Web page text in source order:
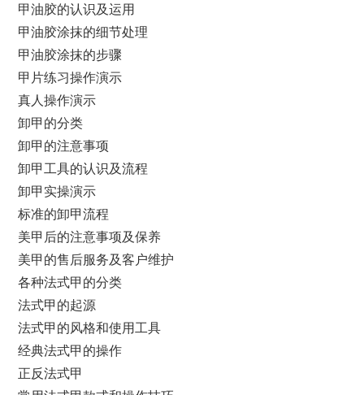
甲油胶的认识及运用
甲油胶涂抹的细节处理
甲油胶涂抹的步骤
甲片练习操作演示
真人操作演示
卸甲的分类
卸甲的注意事项
卸甲工具的认识及流程
卸甲实操演示
标准的卸甲流程
美甲后的注意事项及保养
美甲的售后服务及客户维护
各种法式甲的分类
法式甲的起源
法式甲的风格和使用工具
经典法式甲的操作
正反法式甲